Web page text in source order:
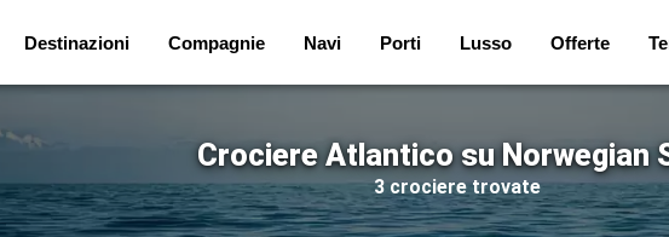
Destinazioni Compagnie Navi Porti Lusso Offerte
Crociere Atlantico su Norwegian
3 crociere trovate